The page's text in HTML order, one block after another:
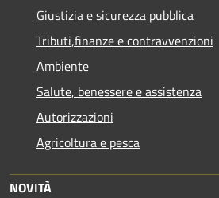
Giustizia e sicurezza pubblica
Tributi,finanze e contravvenzioni
Ambiente
Salute, benessere e assistenza
Autorizzazioni
Agricoltura e pesca
NOVITÀ